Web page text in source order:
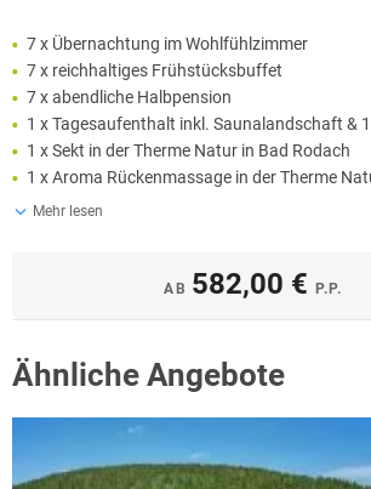
7 x Übernachtung im Wohlfühlzimmer
7 x reichhaltiges Frühstücksbuffet
7 x abendliche Halbpension
1 x Tagesaufenthalt inkl. Saunalandschaft &
1 x Sekt in der Therme Natur in Bad Rodach
1 x Aroma Rückenmassage in der Therme
Mehr lesen
AB 582,00 € P.P.
Ähnliche Angebote